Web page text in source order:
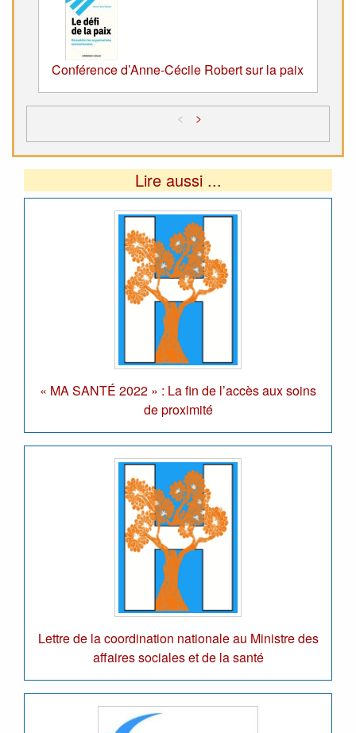
Conférence d’Anne-Cécile Robert sur la paix
< >
Lire aussi ...
« MA SANTÉ 2022 » : La fin de l’accès aux soins
de proximité
Lettre de la coordination nationale au Ministre des
affaires sociales et de la santé